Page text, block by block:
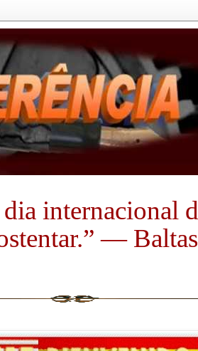
internacional
―